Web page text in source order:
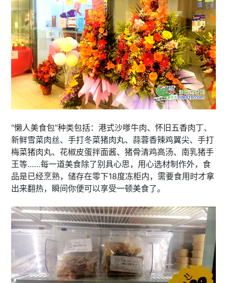
“懒人美食包”种类包括：港式沙嗲牛肉、怀旧五香肉丁、
新鲜雪菜肉丝、手打冬菜猪肉丸、蒜蓉香辣鸡翼尖、手打
梅菜猪肉丸、花椒皮蛋拌面酱、猪骨清鸡高汤、南乳猪手
王等……每一道美食除了别具心思，用心选材制作外，食
品是已经烹熟，储存在零下18度冻柜内，需要食用时才拿
出来翻热，瞬间你便可以享受一顿美食了。